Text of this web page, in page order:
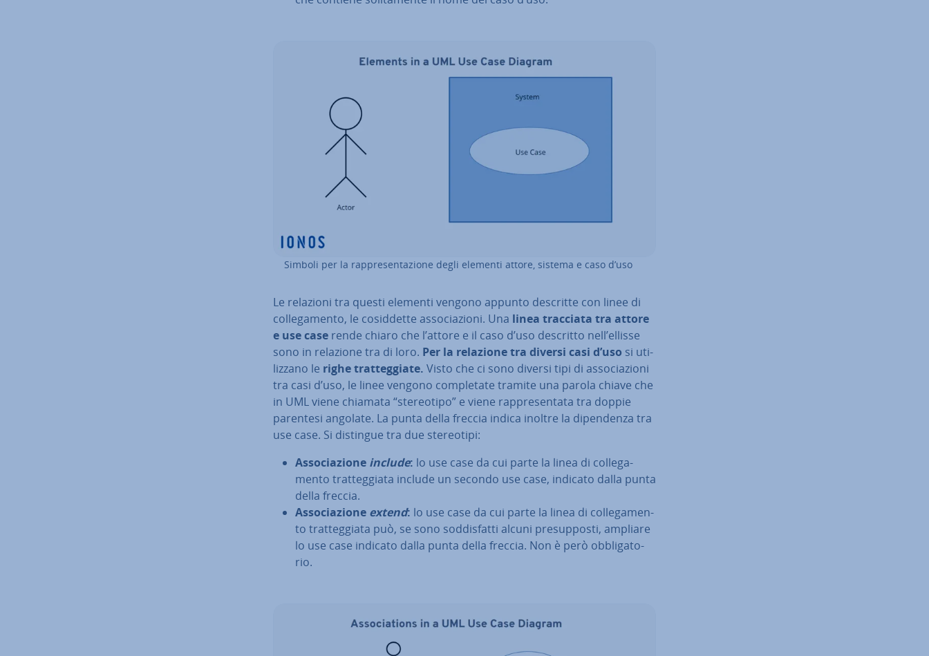
Simboli per la rap­pre­sen­ta­zio­ne degli elementi attore, sistema e caso d’uso
Le relazioni tra questi elementi vengono appunto descritte con linee di
col­le­ga­men­to, le co­sid­det­te as­so­cia­zio­ni. Una linea tracciata tra attore
e use case rende chiaro che l’attore e il caso d’uso descritto nell’ellisse
sono in relazione tra di loro. Per la relazione tra diversi casi d’uso si uti­
liz­za­no le righe trat­teg­gia­te. Visto che ci sono diversi tipi di as­so­cia­zio­ni
tra casi d’uso, le linee vengono com­ple­ta­te tramite una parola chiave che
in UML viene chiamata “ste­reo­ti­po” e viene rap­pre­sen­ta­ta tra doppie
parentesi angolate. La punta della freccia indica inoltre la di­pen­den­za tra
use case. Si distingue tra due ste­reo­ti­pi:
As­so­cia­zio­ne include: lo use case da cui parte la linea di col­le­ga­
men­to trat­teg­gia­ta include un secondo use case, indicato dalla punta
della freccia.
As­so­cia­zio­ne extend: lo use case da cui parte la linea di col­le­ga­men­
to trat­teg­gia­ta può, se sono sod­di­sfat­ti alcuni pre­sup­po­sti, ampliare
lo use case indicato dalla punta della freccia. Non è però ob­bli­ga­to­
rio.